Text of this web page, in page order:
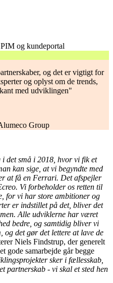
og kundeportal
og det er vigtigt for
og oplyst om de trends,
med udviklingen"
Group
i det små i 2018, hvor vi fik et
kan sige, at vi begyndte med
at få en Ferrari. Det afspejler
Vi forbeholder os retten til
for vi har store ambitioner og
er indstillet på det, bliver det
Alle udviklerne har været
bedre, og samtidig bliver vi
og det gør det lettere at lave de
Niels Findstrup, der generelt
gode samarbejde går begge
sker i fællesskab,
partnerskab - vi skal et sted hen